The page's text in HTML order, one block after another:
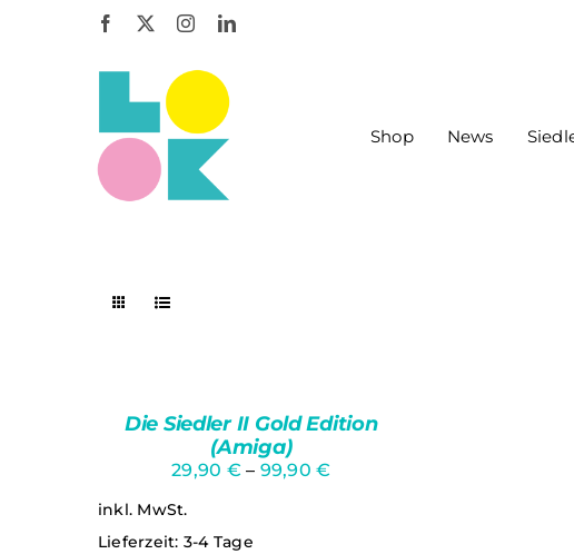
Shop News
DIESES
PRODUKT
MEHRERE
AUF.
DIE
QUICK
Die Siedler II Gold Edition
(Amiga)
29,90 € – 99,90€
inkl. MwSt.
Lieferzeit: 3-4 Tage